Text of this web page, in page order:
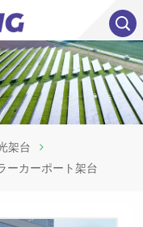
架台
ーカーポート架台